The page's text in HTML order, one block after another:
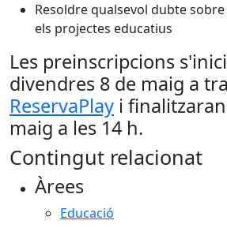
Resoldre qualsevol dubte
els projectes educatius
Les preinscripcions
divendres 8 de maig a
ReservaPlay i
maig a les 14 h.
Contingut relacionat
Àrees
Educació